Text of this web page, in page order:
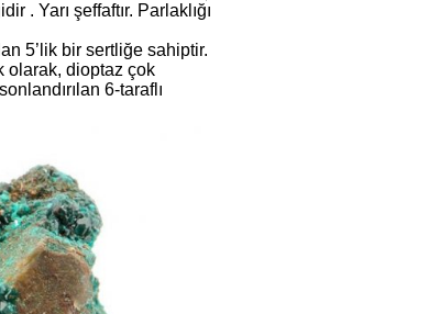
. Yarı şeffaftır. Parlaklığı
5’lik bir sertliğe sahiptir.
olarak, dioptaz çok
6-taraflı